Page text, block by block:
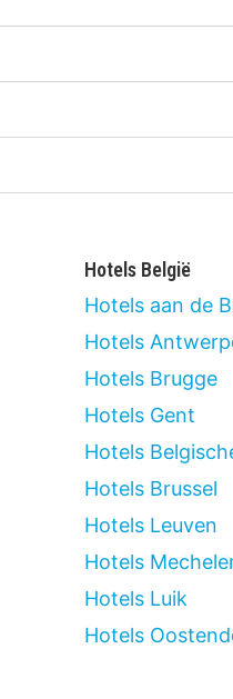
Hotels België
Hotels aan de
Hotels
Hotels Brugge
Hotels Gent
Hotels
Hotels Brussel
Hotels Leuven
Hotels
Hotels Luik
Hotels